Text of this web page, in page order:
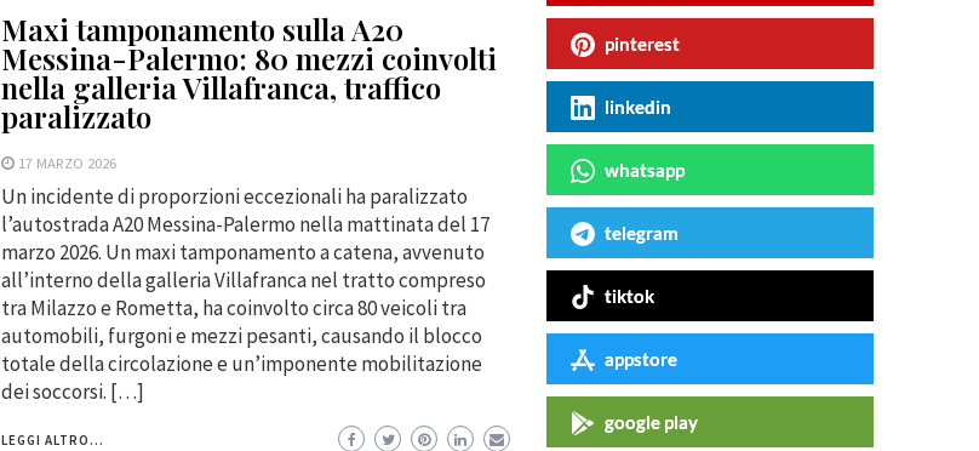
Maxi tamponamento sulla A20
Messina-Palermo: 80 mezzi coinvolti
nella galleria Villafranca, traffico
paralizzato
17 MARZO 2026
Un incidente di proporzioni eccezionali ha paralizzato
l’autostrada A20 Messina-Palermo nella mattinata del 17
marzo 2026. Un maxi tamponamento a catena, avvenuto
all’interno della galleria Villafranca nel tratto compreso
tra Milazzo e Rometta, ha coinvolto circa 80 veicoli tra
automobili, furgoni e mezzi pesanti, causando il blocco
totale della circolazione e un’imponente mobilitazione
dei soccorsi. […]
LEGGI ALTRO...
pinterest
linkedin
whatsapp
telegram
tiktok
appstore
google play